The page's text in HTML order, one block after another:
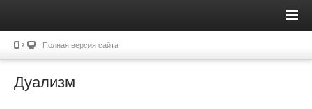
Полная версия сайта
Дуализм